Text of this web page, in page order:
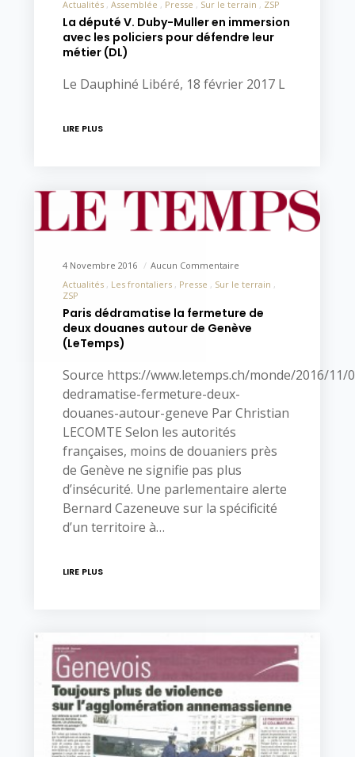
Actualités Assemblée Presse Sur le terrain ZSP
La député V. Duby-Muller en immersion
avec les policiers pour défendre leur
métier (DL)
Le Dauphiné Libéré, 18 février 2017 L
LIRE PLUS
4 Novembre 2016
Aucun Commentaire
Actualités
Les frontaliers Presse
Sur le terrain
ZSP
Paris dédramatise la fermeture de
deux douanes autour de Genève
(LeTemps)
Source https://www.letemps.ch/monde/2016/11/
dedramatise-fermeture-deux-
douanes-autour-geneve Par Christian
LECOMTE Selon les autorités
françaises, moins de douaniers près
de Genève ne signifie pas plus
d’insécurité. Une parlementaire alerte
Bernard Cazeneuve sur la spécificité
d’un territoire à…
LIRE PLUS